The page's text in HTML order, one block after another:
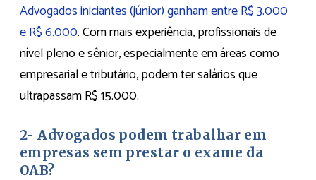
Advogados iniciantes (júnior) ganham entre R$ 3.000
e R$ 6.000. Com mais experiência, profissionais de
nível pleno e sênior, especialmente em áreas como
empresarial e tributário, podem ter salários que
ultrapassam R$ 15.000.
2- Advogados podem trabalhar em
empresas sem prestar o exame da
OAB?